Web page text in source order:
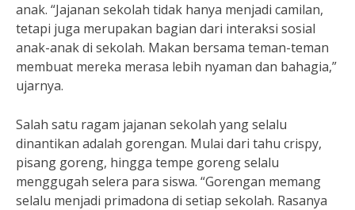
anak. “Jajanan sekolah tidak hanya menjadi camilan,
tetapi juga merupakan bagian dari interaksi sosial
anak-anak di sekolah. Makan bersama teman-teman
membuat mereka merasa lebih nyaman dan bahagia,”
ujarnya.
Salah satu ragam jajanan sekolah yang selalu
dinantikan adalah gorengan. Mulai dari tahu crispy,
pisang goreng, hingga tempe goreng selalu
menggugah selera para siswa. “Gorengan memang
selalu menjadi primadona di setiap sekolah. Rasanya